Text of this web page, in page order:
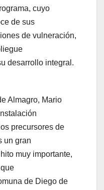
cuyo
de sus
de vulneración,
desarrollo integral.
Almagro, Mario
precursores de
un gran
muy importante,
de Diego de